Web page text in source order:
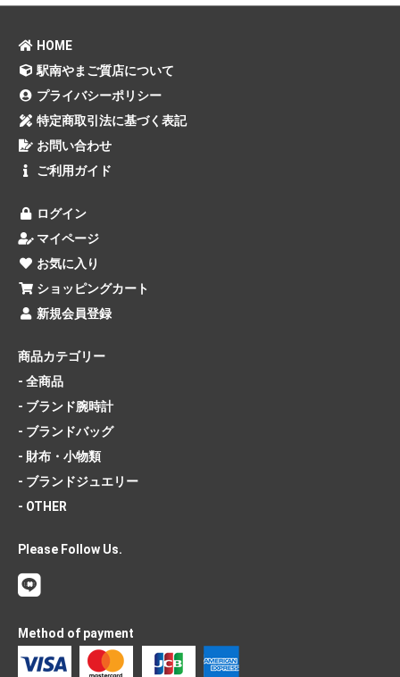
HOME
駅南やまご質店について
プライバシーポリシー
特定商取引法に基づく表記
お問い合わせ
ご利用ガイド
ログイン
マイページ
お気に入り
ショッピングカート
新規会員登録
商品カテゴリー
- 全商品
- ブランド腕時計
- ブランドバッグ
- 財布・小物類
- ブランドジュエリー
- OTHER
Please Follow Us.
Method of payment